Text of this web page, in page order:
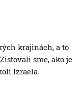
krajinách, a to
sme, ako je
Izraela.